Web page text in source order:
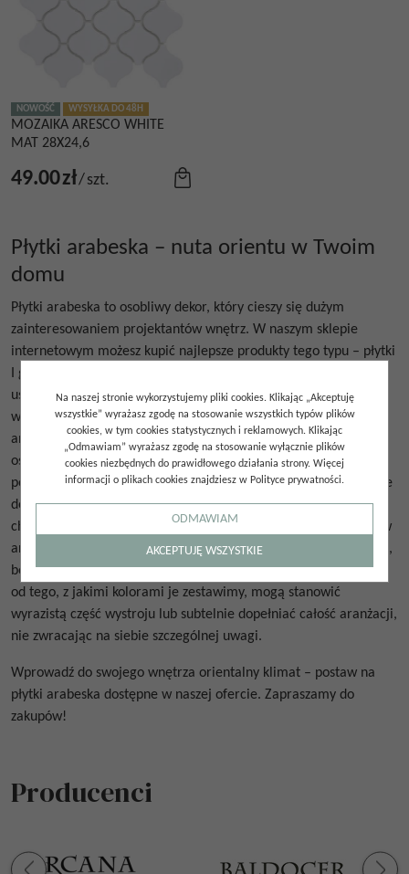
NOWOŚĆ WYSYŁKA DO 48H
MOZAIKA ARESCO WHITE
MAT 28X24,6
49.00zł/szt.
Płytki arabeska – nuta orientu w Twoim
domu
Płytki arabeska to osobliwy dekor, który cieszy się dużym
zainteresowaniem projektantów wnętrz. W naszym sklepie
internetowym możesz kupić najlepsze produkty tego typu – płytki
I gatunku. Cechują się wysoką wytrzymałością i odpornością na
uszkodzenia. Dzięki wierzchniej warstwie szkliwa są także łatwe
w czyszczeniu. Oferujemy modele ścienne i podłogowe, o
antyrefleksyjnym lub delikatnie połyskującym wykończeniu. Te
ostatnie będą dobrym wyborem zwłaszcza do małych
pomieszczeń, które potrzebują optycznego powiększenia, a także
do wnętrz, którym chcemy nadać wyjątkowo luksusowego
charakteru. Ogólnie płytki arabeska polecane są do wielu stylów
aranżacyjnych, w tym przede wszystkim do stylu marokańskiego,
boho, klasycznego, nowoczesnego i eklektycznego. W zależności
od tego, z jakimi kolorami je zestawimy, mogą stanowić
wyrazistą część wystroju lub subtelnie dopełniać całość aranżacji,
nie zwracając na siebie szczególnej uwagi.
Wprowadź do swojego wnętrza orientalny klimat – postaw na
płytki arabeska dostępne w naszej ofercie. Zapraszamy do
zakupów!
Producenci
Na naszej stronie wykorzystujemy pliki cookies. Klikając „Akceptuję
wszystkie” wyrażasz zgodę na stosowanie wszystkich typów plików
cookies, w tym cookies statystycznych i reklamowych. Klikając
„Odmawiam” wyrażasz zgodę na stosowanie wyłącznie plików
cookies niezbędnych do prawidłowego działania strony. Więcej
informacji o plikach cookies znajdziesz w Polityce prywatności.
ODMAWIAM
AKCEPTUJĘ WSZYSTKIE